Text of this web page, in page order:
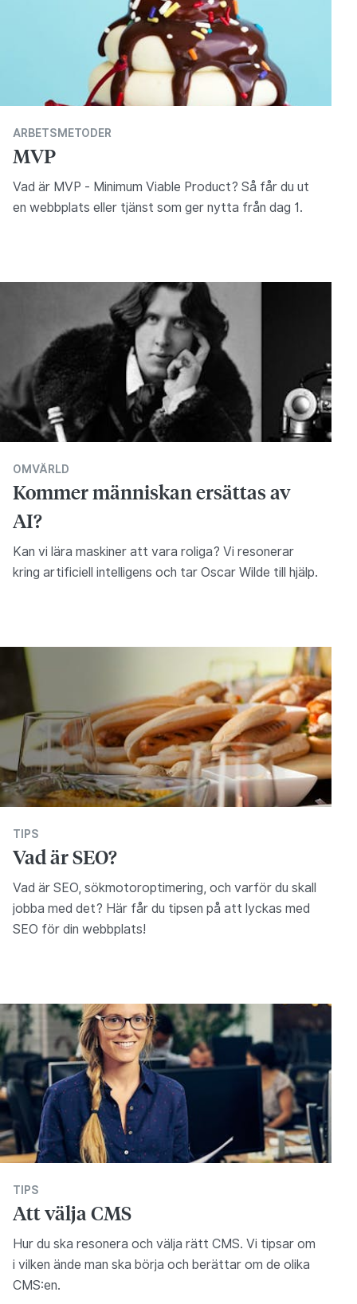
ARBETSMETODER
MVP
Vad är MVP - Minimum Viable Product? Så får du ut
en webbplats eller tjänst som ger nytta från dag 1.
OMVÄRLD
Kommer människan ersättas av
AI?
Kan vi lära maskiner att vara roliga? Vi resonerar
kring artificiell intelligens och tar Oscar Wilde till hjälp.
TIPS
Vad är SEO?
Vad är SEO, sökmotoroptimering, och varför du skall
jobba med det? Här får du tipsen på att lyckas med
SEO för din webbplats!
TIPS
Att välja CMS
Hur du ska resonera och välja rätt CMS. Vi tipsar om
i vilken ände man ska börja och berättar om de olika
CMS:en.